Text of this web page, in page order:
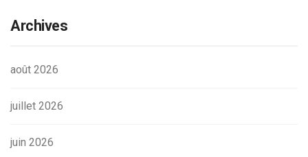
Archives
août 2026
juillet 2026
juin 2026